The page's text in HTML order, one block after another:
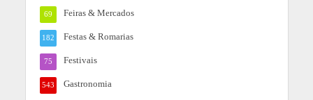
Feiras & Mercados
69
Festas & Romarias
182
Festivais
75
Gastronomia
543